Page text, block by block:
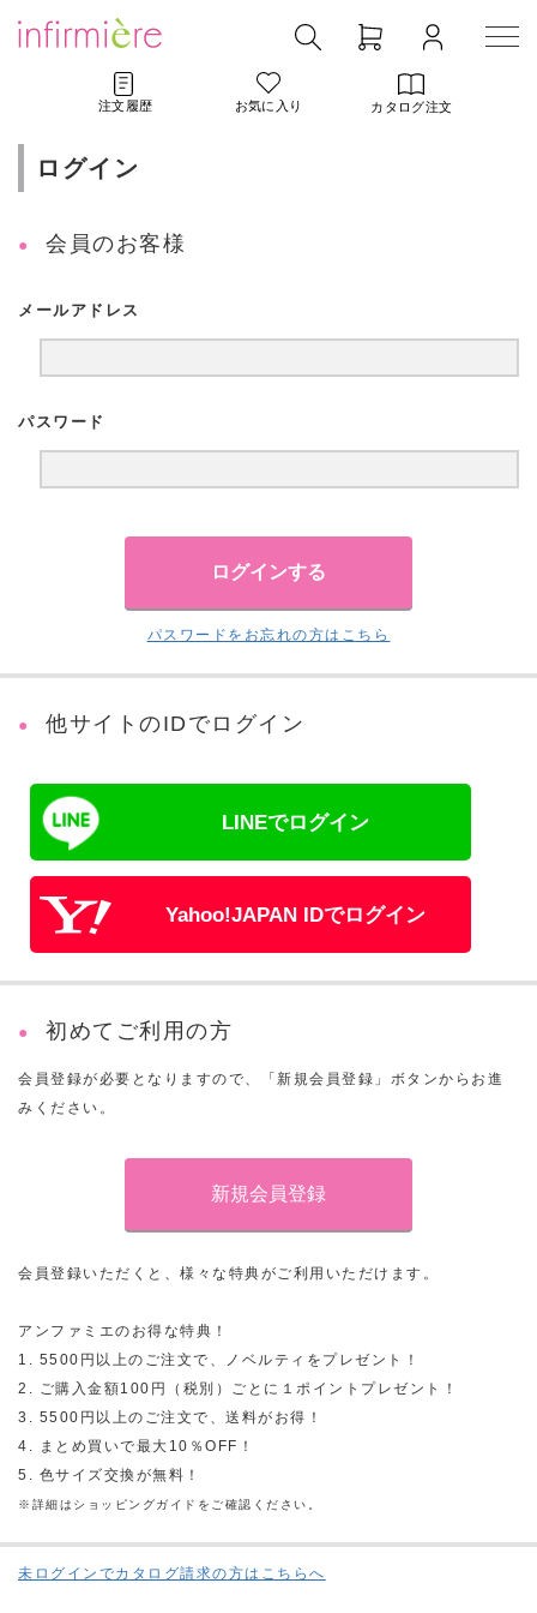
注文履歴 お気に入り カタログ注文
ログイン
会員のお客様
メールアドレス
パスワード
パスワードをお忘れの方はこちら
他サイトのIDでログイン
LINEでログイン
Yahoo!JAPAN IDでログイン
初めてご利用の方
会員登録が必要となりますので、「新規会員登録」ボタンからお進
みください。
会員登録いただくと、様々な特典がご利用いただけます。
アンファミエのお得な特典！
1. 5500円以上のご注文で、ノベルティをプレゼント！
2. ご購入金額100円（税別）ごとに１ポイントプレゼント！
3. 5500円以上のご注文で、送料がお得！
4. まとめ買いで最大10％OFF！
5. 色サイズ交換が無料！
※詳細はショッピングガイドをご確認ください。
未ログインでカタログ請求の方はこちらへ